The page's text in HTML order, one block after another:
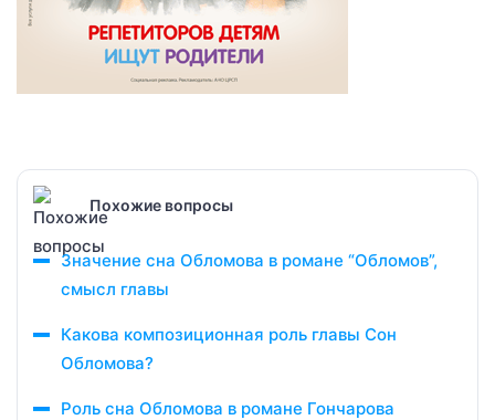
Похожие вопросы
Значение сна Обломова в романе “Обломов”,
смысл главы
Какова композиционная роль главы Сон
Обломова?
Роль сна Обломова в романе Гончарова